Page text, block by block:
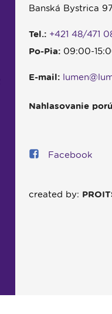
Banská Bystrica
Tel.: +421 48/471
Po-Pia:09:00-
E-mail:
Nahlasovanie
Facebook
created by: